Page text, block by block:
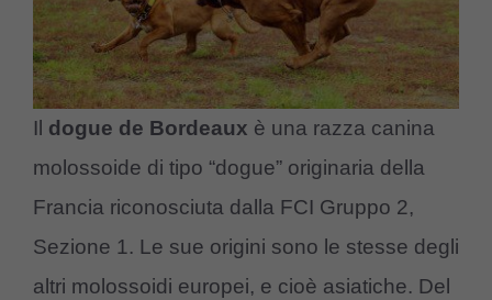
Il dogue de Bordeaux è una razza canina
molossoide di tipo “dogue” originaria della
Francia riconosciuta dalla FCI Gruppo 2,
Sezione 1. Le sue origini sono le stesse degli
altri molossoidi europei, e cioè asiatiche. Del